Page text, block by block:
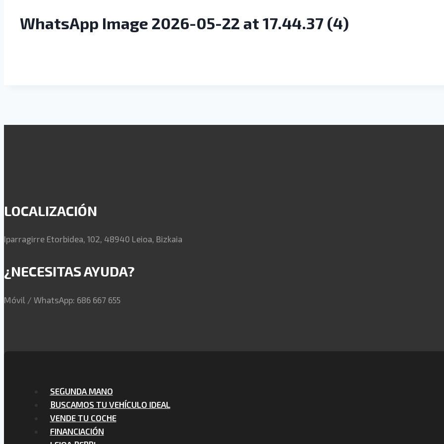
WhatsApp Image 2026-05-22 at 17.44.37 (4)
LOCALIZACIÓN
Iparragirre Etorbidea, 102, 48940 Leioa, Bizkaia
¿NECESITAS AYUDA?
Móvil / WhatsApp: 686 667 655
SEGUNDA MANO
BUSCAMOS TU VEHÍCULO IDEAL
VENDE TU COCHE
FINANCIACIÓN